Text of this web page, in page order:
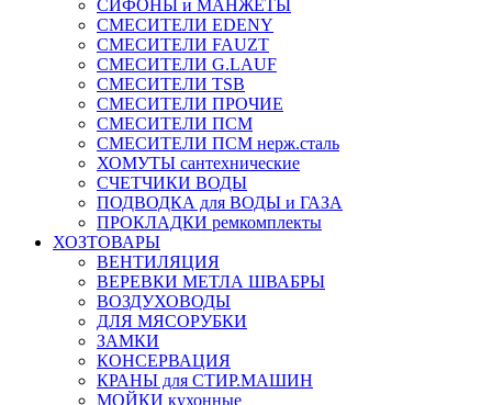
СИФОНЫ и МАНЖЕТЫ
СМЕСИТЕЛИ EDENY
СМЕСИТЕЛИ FAUZT
СМЕСИТЕЛИ G.LAUF
СМЕСИТЕЛИ TSB
СМЕСИТЕЛИ ПРОЧИЕ
СМЕСИТЕЛИ ПСМ
СМЕСИТЕЛИ ПСМ нерж.сталь
ХОМУТЫ сантехнические
СЧЕТЧИКИ ВОДЫ
ПОДВОДКА для ВОДЫ и ГАЗА
ПРОКЛАДКИ ремкомплекты
ХОЗТОВАРЫ
ВЕНТИЛЯЦИЯ
ВЕРЕВКИ МЕТЛА ШВАБРЫ
ВОЗДУХОВОДЫ
ДЛЯ МЯСОРУБКИ
ЗАМКИ
КОНСЕРВАЦИЯ
КРАНЫ для СТИР.МАШИН
МОЙКИ кухонные